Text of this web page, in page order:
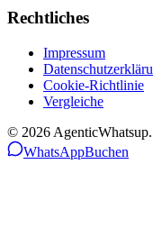
Rechtliches
Impressum
Cookie-Richtlinie
Vergleiche
© 2026
WhatsAppBuchen